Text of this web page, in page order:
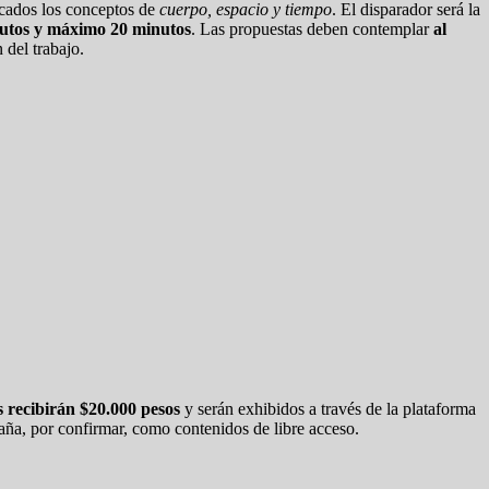
los conceptos de cuerpo, espacio y tiempo. El disparador será la
y máximo 20 minutos. Las propuestas deben contemplaral
del trabajo.
recibirán $20.000 pesos y serán exhibidos a través de la plataforma
por confirmar, como contenidos de libre acceso.